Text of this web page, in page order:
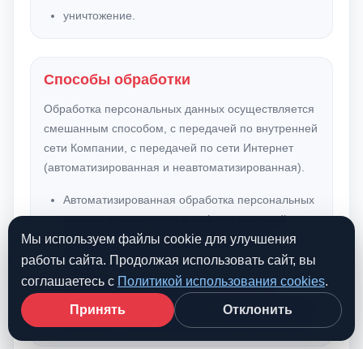
уничтожение.
Способы обработки
Обработка персональных данных осуществляется
смешанным способом, с передачей по внутренней
сети Компании, с передачей по сети Интернет
(автоматизированная и неавтоматизированная).
Автоматизированная обработка персональных
данных производится в информационной
системе для ведения бухгалтерского и
кадрового учета 1С.
Хранение документов в бумажном виде
осуществляется в бухгалтерии с ограниченным
доступом только для сотрудников бухгалтерии.
Мы используем файлы cookie для улучшения
работы сайта. Продолжая использовать сайт, вы
соглашаетесь с Политикой использования cookies.
Принять Отклонить